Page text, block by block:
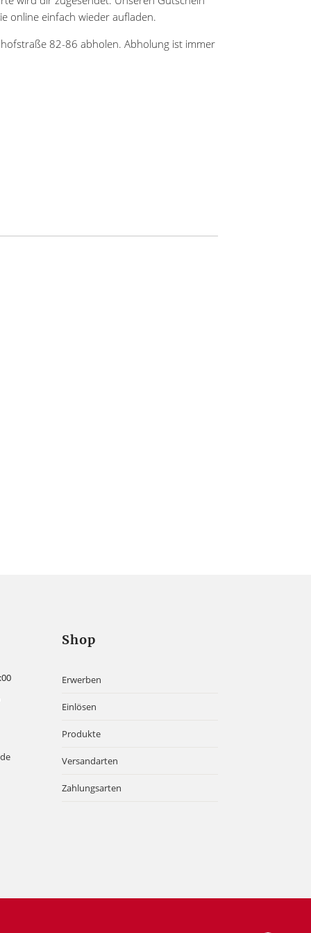
online einfach wieder aufladen.
82-86 abholen. Abholung ist immer
Shop
Erwerben
Einlösen
Produkte
Versandarten
Zahlungsarten